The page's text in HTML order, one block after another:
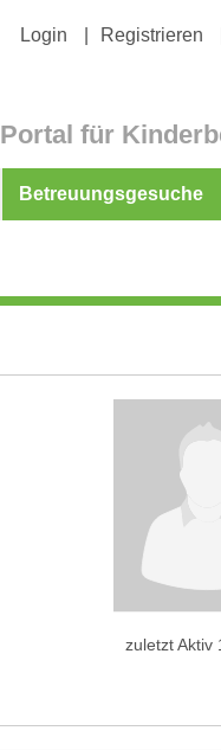
Login Registrieren
für
Betreuungsgesuche
zuletzt Aktiv